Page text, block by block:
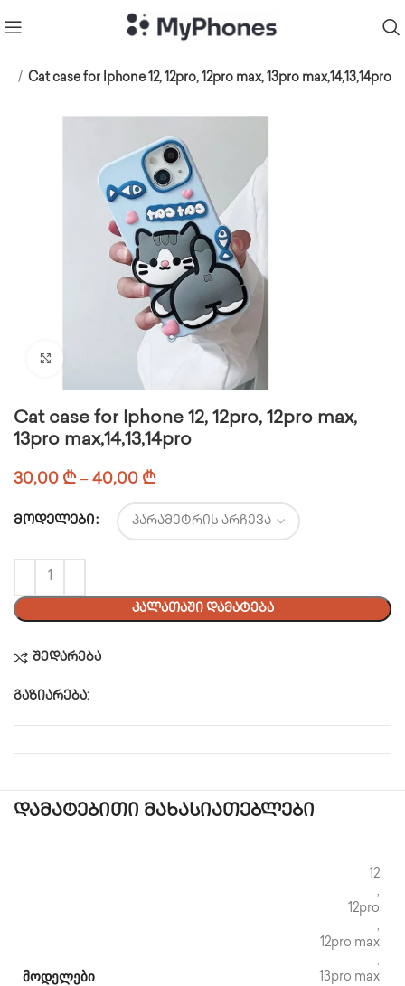
Cat case for Iphone 12, 12pro, 12pro max, 13pro max,14,13,14pro
Cat case for Iphone 12, 12pro, 12pro max,
13pro max,14,13,14pro
30,00 ₾ – 40,00 ₾
ᲛᲝᲓᲔᲚᲔᲑᲘ
ᲙᲐᲚᲐᲗᲐᲨᲘ ᲓᲐᲛᲐᲢᲔᲑᲐ
შედარება
გაზიარება:
დამატებითი მახასიათებლები
ᲛᲝᲓᲔᲚᲔᲑᲘ
12
,
12pro
,
12pro max
,
13pro max